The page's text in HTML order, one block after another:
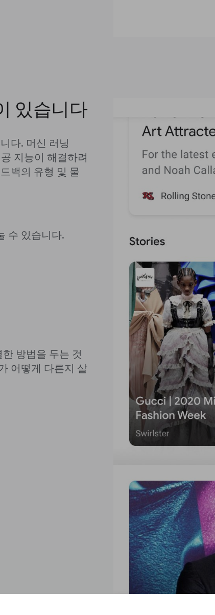
있습니다
다. 머신 러닝
지능이 해결하려
백의 유형 및 물
수 있습니다.
방법을 두는 것
어떻게 다른지 살